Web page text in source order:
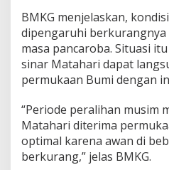
C
a
p
a
i
3
5
D
e
r
BMKG menjelaskan,
dipengaruhi
masa pancaroba. Situasi
sinar Matahari dapat
permukaan Bumi dengan
“Periode peralihan musim
Matahari diterima
optimal karena awan di
berkurang,” jelas BMKG.